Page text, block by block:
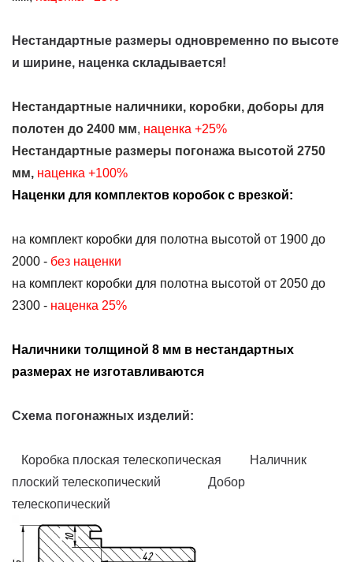
Нестандартные размеры одновременно по высоте
и ширине, наценка складывается!
Нестандартные наличники, коробки, доборы для
полотен до 2400 мм, наценка +25%
Нестандартные размеры погонажа высотой 2750
мм, наценка +100%
Наценки для комплектов коробок с врезкой:
на комплект коробки для полотна высотой от 1900 до
2000 - без наценки
на комплект коробки для полотна высотой от 2050 до
2300 - наценка 25%
Наличники толщиной 8 мм в нестандартных
размерах не изготавливаются
Схема погонажных изделий:
Коробка плоская телескопическая Наличник
плоский телескопический Добор
телескопический